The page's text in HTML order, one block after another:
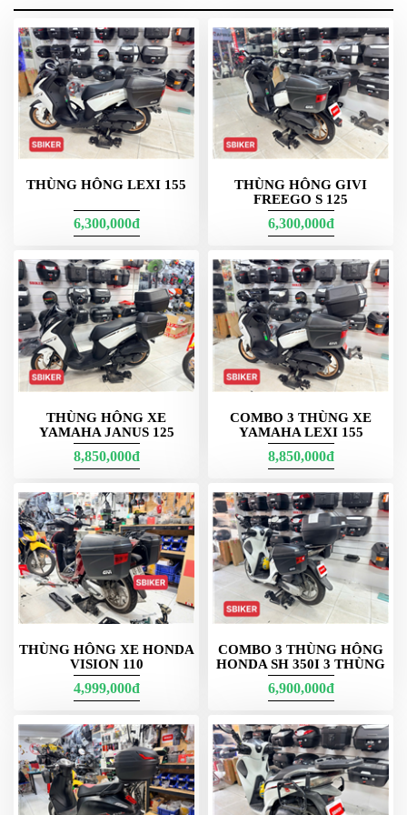
G11n + 1 bộ pass CR + 2 móc treo Honda SH bảo hành trọn đời
G12N bản nhập Malaysia
“rộng rãi” hơn chút mà vẫn giữ tổng thể gọn. Khoang vuông vắn,
sắp xếp đồ logic, hạn chế xô lệch. Lý tưởng cho tài xế chạy phố
nhiều, cần thao tác mở nhanh – đóng gọn – khóa an toàn.
G10N mẫu này bỏ cùng K10n
G10N (≈10 lít)là lựa chọn siêu gọn cho người thích tối giản tuyệt
đối. Đủ đồ thiết yếu: áo mưa mỏng, găng tay, kính/khẩu trang.
Khi cần nâng dung tích tổng thể, có thể phối G10N với cặp thùng
hông E22/E23 để vẫn giữ trọng tâm xe hài hòa.
Thùng Giữa Givi - g12n + móc win xe đỏ - g11n xe xanh - G10n
THÙNG HÔNG LEXI 155
6,300,000đ
THÙNG HÔNG GIVI
FREEGO S 125
6,300,000đ
THÙNG HÔNG XE
YAMAHA JANUS 125
8,850,000đ
COMBO 3 THÙNG XE
YAMAHA LEXI 155
8,850,000đ
THÙNG HÔNG XE HONDA
VISION 110
4,999,000đ
COMBO 3 THÙNG HÔNG
HONDA SH 350I 3 THÙNG
6,900,000đ